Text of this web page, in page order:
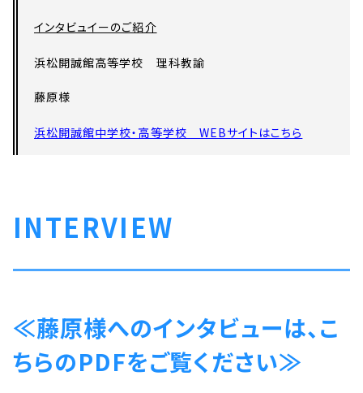
インタビュイーのご紹介
浜松開誠館高等学校 理科教諭
藤原様
浜松開誠館中学校・高等学校 WEBサイトはこちら
INTERVIEW
≪藤原様へのインタビューは、こ
ちらのPDFをご覧ください≫